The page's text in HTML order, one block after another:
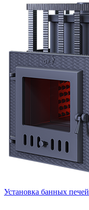
Установка банных печей